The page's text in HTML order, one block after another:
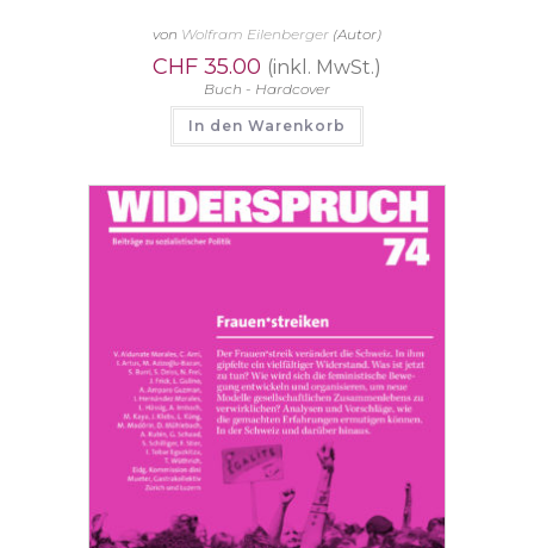
von Wolfram Eilenberger (Autor)
CHF 35.00 (inkl. MwSt.)
Buch - Hardcover
In den Warenkorb